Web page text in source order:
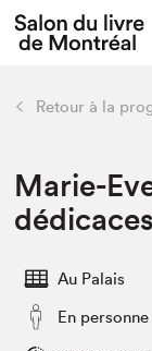
Préparer
SLM PRO
retour
Préparer sa
Salon au Palais
Salon dans
Liens
Retour à la
Marie-
dédicaces
Au Palais
En personne